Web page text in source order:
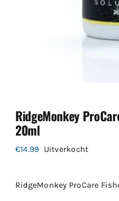
RidgeMonkey
20ml
€14.99 Uitverkocht
RidgeMonkey ProCare